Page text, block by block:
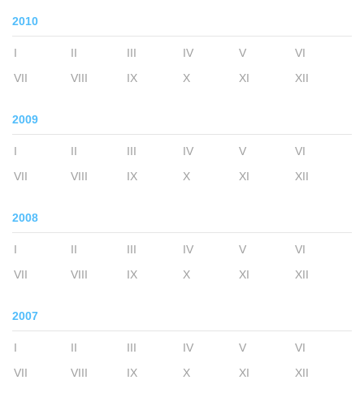
2010
I II III IV V
VI
VII
VIII IX X XI XII
2009
I II III IV V
VI
VII
VIII IX X XI XII
2008
I II III IV V
VI
VII
VIII IX X XI XII
2007
I II III IV V
VI
VII
VIII IX X XI XII